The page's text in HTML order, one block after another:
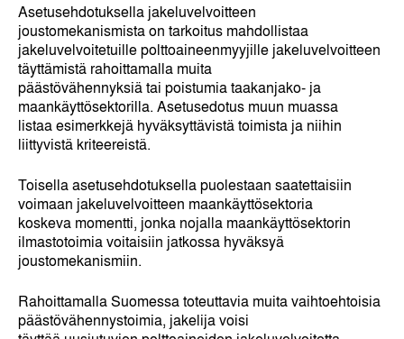
Asetusehdotuksella jakeluvelvoitteen
joustomekanismista on tarkoitus mahdollistaa
jakeluvelvoitetuille polttoaineenmyyjille jakeluvelvoitteen
täyttämistä rahoittamalla muita
päästövähennyksiä tai poistumia taakanjako- ja
maankäyttösektorilla. Asetusedotus muun muassa
listaa esimerkkejä hyväksyttävistä toimista ja niihin
liittyvistä kriteereistä.
Toisella asetusehdotuksella puolestaan saatettaisiin
voimaan jakeluvelvoitteen maankäyttösektoria
koskeva momentti, jonka nojalla maankäyttösektorin
ilmastotoimia voitaisiin jatkossa hyväksyä
joustomekanismiin.
Rahoittamalla Suomessa toteuttavia muita vaihtoehtoisia
päästövähennystoimia, jakelija voisi